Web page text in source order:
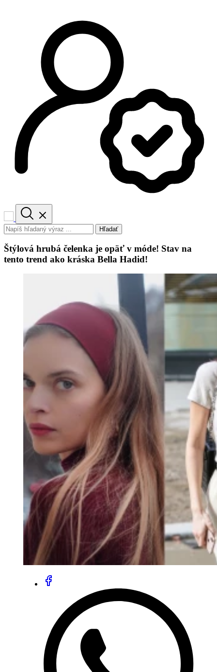
Hľadať
Štýlová hrubá čelenka je opäť v móde! Stav na
tento trend ako kráska Bella Hadid!